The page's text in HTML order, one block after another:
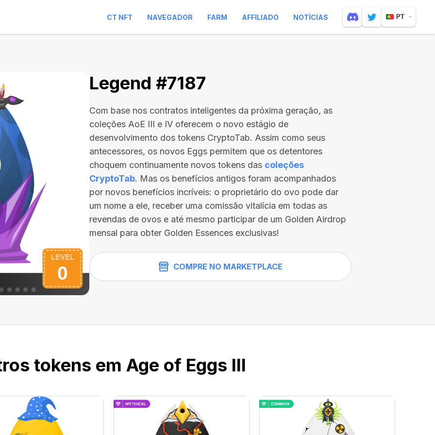
CT NFT NAVEGADOR FARM AFFILIADO NOTÍCIAS PT
Legend #7187
Com base nos contratos inteligentes da próxima geração, as
coleções AoE III e IV oferecem o novo estágio de
desenvolvimento dos tokens CryptoTab. Assim como seus
antecessores, os novos Eggs permitem que os detentores
choquem continuamente novos tokens das coleções
CryptoTab. Mas os benefícios antigos foram acompanhados
por novos benefícios incríveis: o proprietário do ovo pode dar
um nome a ele, receber uma comissão vitalícia em todas as
revendas de ovos e até mesmo participar de um Golden Airdrop
mensal para obter Golden Essences exclusivas!
COMPRE NO MARKETPLACE
tokens em Age of Eggs III